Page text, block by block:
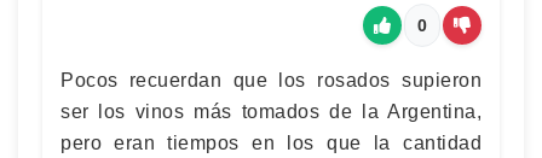
0
Pocos recuerdan que los rosados supieron
ser los vinos más tomados de la Argentina,
pero eran tiempos en los que la cantidad